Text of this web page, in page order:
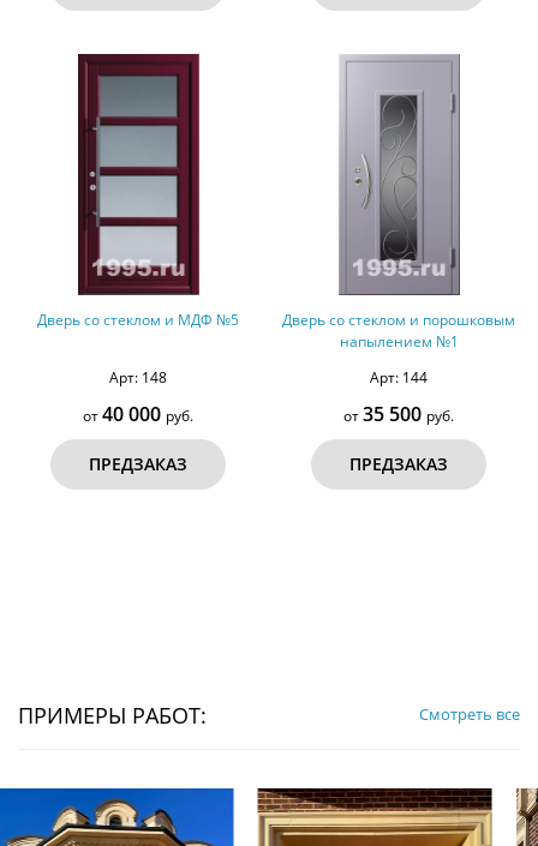
Дверь со стеклом и МДФ №5
Арт: 148
от40 000 руб.
ПРЕДЗАКАЗ
Дверь со стеклом и порошковым
напылением №1
Арт: 144
от35 500 руб.
ПРЕДЗАКАЗ
ПРИМЕРЫ РАБОТ: Смотреть все